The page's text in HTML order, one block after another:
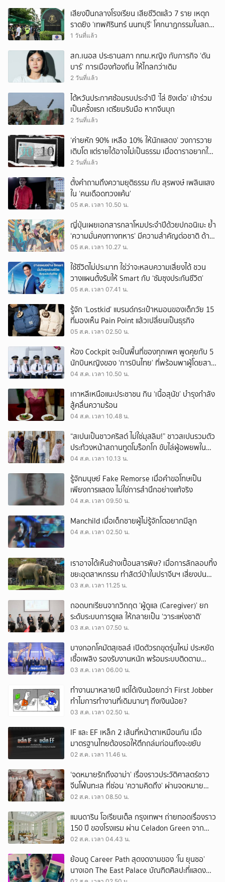
เสียงปืนกลางโรงเรียน เสียชีวิตแล้ว 7 ราย เหตุก
ราดยิง ‘เทพศิรินทร์ นนทบุรี’ โศกนาฏกรรมในสถาน
ศึกษา ครั้งที่ 2 ในรอบปี
1 วันที่แล้ว
สก.เนอส ประธานสภา กทม.หญิง กับภารกิจ ‘ดัน
บาร์’ การเมืองท้องถิ่น ให้ไกลกว่าเดิม
2 วันที่แล้ว
ไต้หวันประกาศซ้อมรบประจำปี ‘ไล่ ชิงเต๋อ’ เข้าร่วม
เป็นครั้งแรก เตรียมรับมือ หากจีนบุก
2 วันที่แล้ว
‘ค่ายหัก 90% เหลือ 10% ให้นักแสดง’ วงการวาย
เติบโต แต่รายได้อาจไม่เป็นธรรม เมื่อดาราอยากให้มี
‘สัญญามาตรฐาน’
2 วันที่แล้ว
ตั้งคำถามถึงความยุติธรรม กับ สุรพงษ์ เพลินแสง
ใน ‘คนเดือดทวงแค้น’
05 ส.ค. เวลา 10.50 น.
ญี่ปุ่นเผยเอกสารกลาโหมประจำปีด้วยปกอนิเมะ ย้ำ
‘ความมั่นคงทางทหาร’ มีความสำคัญต่อชาติ ด้าน
จีนเตือน ขออย่าซ้ำรอยประวัติศาสตร์
05 ส.ค. เวลา 10.27 น.
ใช้ชีวิตไม่ประมาท ใช่ว่าจะหลบความเสี่ยงได้ ชวน
วางแผนตั้งรับให้ Smart กับ ‘ซัมซุงประกันชีวิต’
05 ส.ค. เวลา 07.41 น.
รู้จัก ‘Lostkid’ แบรนด์กระเป๋าหมอนของเด็กวัย 15
ที่มองเห็น Pain Point แล้วเปลี่ยนเป็นธุรกิจ
05 ส.ค. เวลา 02.50 น.
ห้อง Cockpit จะเป็นพื้นที่ของทุกเพศ พูดคุยกับ 5
นักบินหญิงของ ‘การบินไทย’ ที่พร้อมพาผู้โดยสาร
บินไปทั่วโลก
04 ส.ค. เวลา 10.50 น.
เกาหลีเหนือแนะประชาชน กิน ‘เนื้อสุนัข’ บำรุงกำลัง
สู้คลื่นความร้อน
04 ส.ค. เวลา 10.48 น.
“สเปนเป็นชาวคริสต์ ไม่ใช่มุสลิม!” ชาวสเปนรวมตัว
ประท้วงหน้าสถานทูตโมร็อกโก ขับไล่ผู้อพยพใน
เมืองเซวตาออกนอกประเทศ
04 ส.ค. เวลา 10.13 น.
รู้จักมนุษย์ Fake Remorse เมื่อคำขอโทษเป็น
เพียงการแสดง ไม่ใช่การสำนึกอย่างแท้จริง
04 ส.ค. เวลา 09.50 น.
Manchild เมื่อเด็กชายผู้ไม่รู้จักโตอยากมีลูก
04 ส.ค. เวลา 02.50 น.
เราอาจได้เห็นช้างเปื้อนสารพิษ? เมื่อการลักลอบทิ้ง
ขยะอุตสาหกรรม ทำสัตว์ป่าในปราจีนฯ เสี่ยงปน
เปื้อน
03 ส.ค. เวลา 11.25 น.
ถอดบทเรียนจากวิกฤต ‘ผู้ดูแล (Caregiver)’ ยก
ระดับระบบการดูแล ให้กลายเป็น ‘วาระแห่งชาติ’
03 ส.ค. เวลา 07.50 น.
บางกอกโคมัตสุเซลส์ เปิดตัวรถขุดรุ่นใหม่ ประหยัด
เชื้อเพลิง รองรับงานหนัก พร้อมระบบติดตาม
เครื่องจักรผ่านดาวเทียม
03 ส.ค. เวลา 06.00 น.
ทำงานมาหลายปี แต่ได้เงินน้อยกว่า First Jobber
ทำไมการทำงานที่เดิมนานๆ ถึงเงินน้อย?
03 ส.ค. เวลา 02.50 น.
IF และ EF เหล็ก 2 เส้นที่หน้าตาเหมือนกัน เมื่อ
มาตรฐานไทยต้องรอให้ตึกถล่มก่อนถึงจะขยับ
02 ส.ค. เวลา 11.46 น.
‘จดหมายรักถึงอาม่า’ เรื่องราวประวัติศาสตร์ชาว
จีนโพ้นทะเล ที่ซ่อน ‘ความคิดถึง’ ผ่านจดหมาย
‘โพยก๊วน’
02 ส.ค. เวลา 08.50 น.
แมนดาริน โอเรียนเต็ล กรุงเทพฯ ถ่ายทอดเรื่องราว
150 ปี ของโรงแรม ผ่าน Celadon Green จาก
เครื่องศิลาดล
02 ส.ค. เวลา 04.43 น.
ย้อนดู Career Path สุดงดงามของ ‘โน ยุนซอ’
นางเอก The East Palace บัณฑิตศิลปะที่แสดง